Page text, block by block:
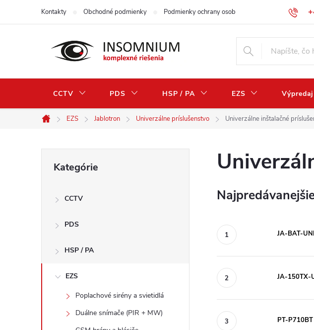
Kontakty Obchodné podmienky Podmienky ochrany osobných údajov
CCTV PDS HSP / PA EZS Výpredaj
Domov
EZS Jablotron Univerzálne príslušenstvo Univerzálne inštalačné
ý
kategórie
Kategórie
CCTV
PDS
HSP / PA
EZS
Poplachové sirény a svietidlá
Duálne snímače (PIR + MW)
JA-BAT-
JA-150TX-
PT-